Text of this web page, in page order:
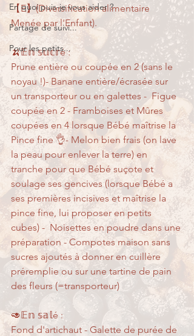
En quoi puis-je vous aider ?
Partage de suivi...
Pour les petits...
【E】(Diversification alimentaire
Menée par l'Enfant).
🍌𝔼𝕟 𝕤𝕦𝕔𝕣é :
Prune entière ou coupée en 2 (sans le
noyau !)- Banane entière/écrasée sur
un transporteur ou en galettes -  Figue
coupée en 2 - Framboises et Mûres
coupées en 4 lorsque Bébé maîtrise la
Pince fine 👌- Melon bien frais (on lave
la peau pour enlever la terre) en
tranche pour que Bébé suçote et
soulage ses gencives (lorsque Bébé a
ses premières incisives et maîtrise la
pince fine, lui proposer en petits
cubes) -  Noisettes en poudre dans une
préparation - Compotes maison sans
sucres ajoutés à donner en cuillère
préremplie ou sur une tartine de pain
des fleurs (=transporteur)
🥑𝔼𝕟 𝕤𝕒𝕝é :
Fond d'artichaut - Galette de purée de